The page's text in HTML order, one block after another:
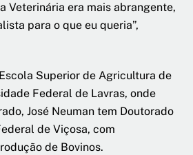
Veterinária era mais abrangente,
para o que eu queria”,
Superior de Agricultura de
Federal de Lavras, onde
José Neuman tem Doutorado
de Viçosa, com
de Bovinos.